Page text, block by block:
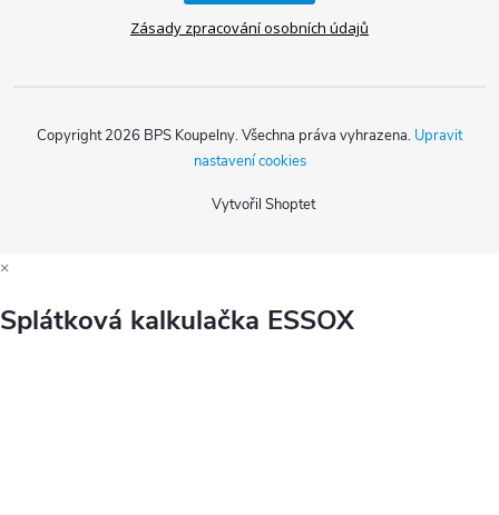
Zásady zpracování osobních údajů
Vytvořil Shoptet
Copyright 2026 BPS Koupelny. Všechna práva vyhrazena. Upravit
nastavení cookies
×
Splátková kalkulačka ESSOX